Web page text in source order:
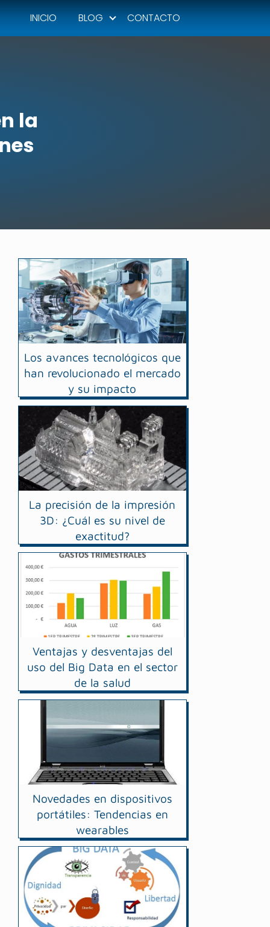
INICIO BLOG CONTACTO
la
Los avances tecnológicos que
han revolucionado el mercado
y su impacto
La precisión de la impresión
3D: ¿Cuál es su nivel de
exactitud?
Ventajas y desventajas del
uso del Big Data en el sector
de la salud
Novedades en dispositivos
portátiles: Tendencias en
wearables